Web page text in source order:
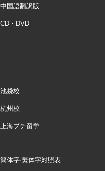
中国語翻訳版
CD・DVD
池袋校
杭州校
上海プチ留学
簡体字·繁体字対照表